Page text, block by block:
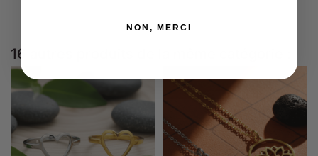
16 autres produits de la même catégorie :
NON, MERCI